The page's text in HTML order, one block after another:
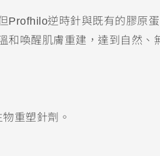
Profhilo逆時針與既有的膠原
和喚醒肌膚重建，達到自然、
重塑針劑。